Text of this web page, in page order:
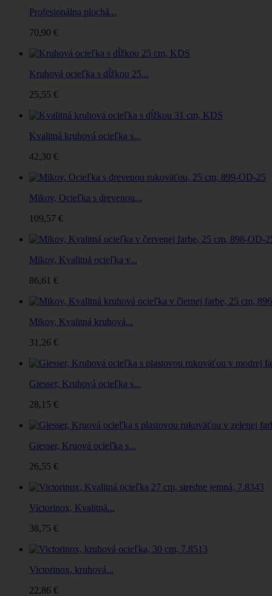
Profesionálna plochá...
70,90 €
Kruhová ocieľka s dĺžkou 25...
25,55 €
Kvalitná kruhová ocieľka s...
42,30 €
Mikov, Ocieľka s drevenou...
109,57 €
Mikov, Kvalitná ocieľka v...
86,61 €
Mikov, Kvalitná kruhová...
31,26 €
Giesser, Kruhová ocieľka s...
28,15 €
Giesser, Kruová ocieľka s...
26,55 €
Victorinox, Kvalitná...
38,75 €
Victorinox, kruhová...
22,86 €